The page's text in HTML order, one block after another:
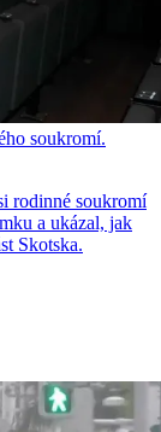
soukromí.
rodinné soukromí
a ukázal, jak
Skotska.